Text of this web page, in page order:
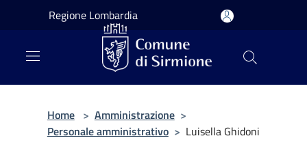
Salta al contenuto principale
Regione Lombardia
Home > Amministrazione >
Personale amministrativo > Luisella Ghidoni